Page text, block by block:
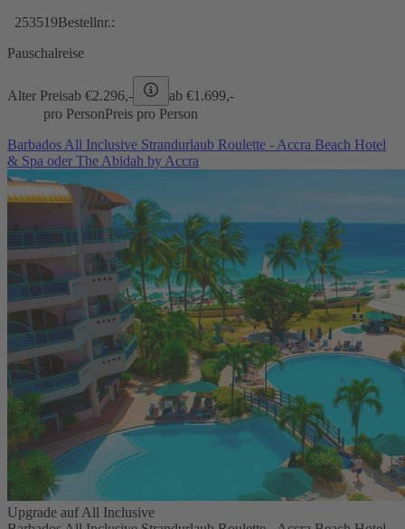
253519Bestellnr.:
Pauschalreise
Alter Preisab €2.296,- ab €1.699,-
pro PersonPreis pro Person
Barbados All Inclusive Strandurlaub Roulette - Accra Beach Hotel
& Spa oder The Abidah by Accra
Upgrade auf All Inclusive